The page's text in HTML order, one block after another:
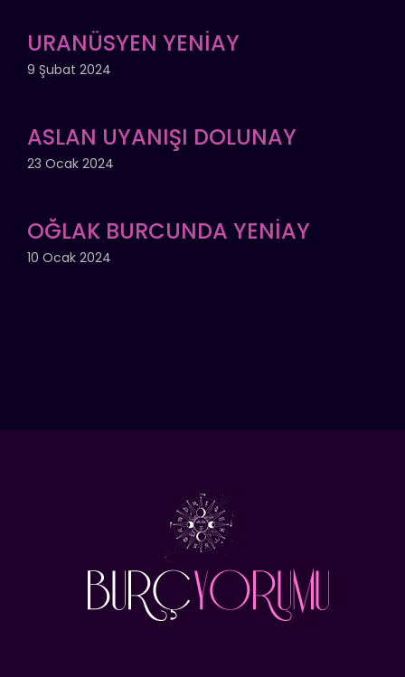
URANÜSYEN YENİAY
9 Şubat 2024
ASLAN UYANIŞI DOLUNAY
23 Ocak 2024
OĞLAK BURCUNDA YENİAY
10 Ocak 2024